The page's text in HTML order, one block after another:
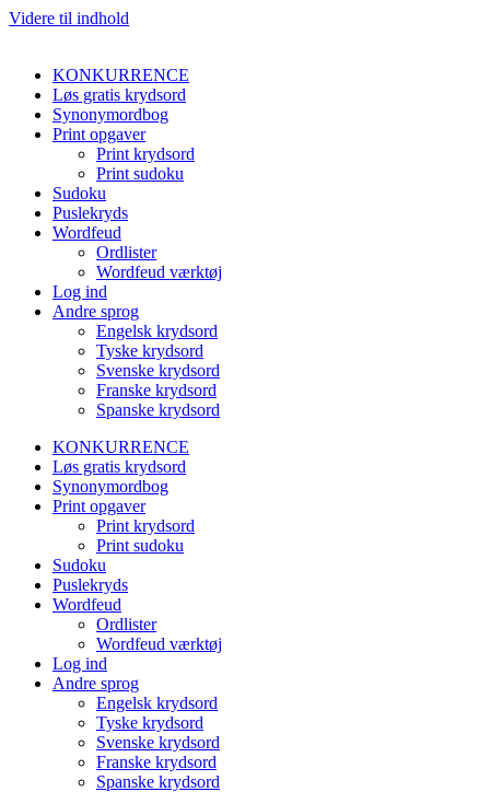
Videre til indhold
KONKURRENCE
Løs gratis krydsord
Synonymordbog
Print opgaver
Print krydsord
Print sudoku
Sudoku
Puslekryds
Wordfeud
Ordlister
Wordfeud værktøj
Log ind
Andre sprog
Engelsk krydsord
Tyske krydsord
Svenske krydsord
Franske krydsord
Spanske krydsord
KONKURRENCE
Løs gratis krydsord
Synonymordbog
Print opgaver
Print krydsord
Print sudoku
Sudoku
Puslekryds
Wordfeud
Ordlister
Wordfeud værktøj
Log ind
Andre sprog
Engelsk krydsord
Tyske krydsord
Svenske krydsord
Franske krydsord
Spanske krydsord